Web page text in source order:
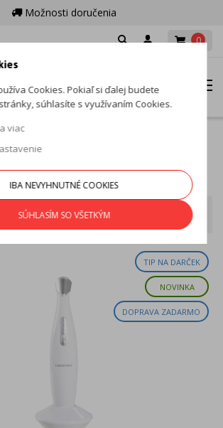
Možnosti doručenia
0
PLETI
Zoradiť podľa
pleti
TIP NA DARČEK
NOVINKA
DOPRAVA ZADARMO
Cookies. Pokiaľ si ďalej budete
súhlasíte s využívaním Cookies.
viac
IBA NEVYHNUTNÉ COOKIES
SÚHLASÍM SO VŠETKÝM